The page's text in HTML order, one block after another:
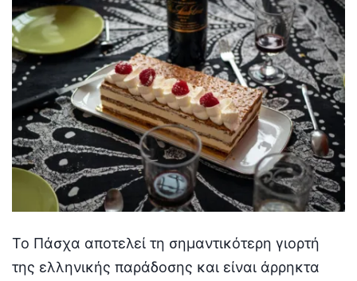
Το Πάσχα αποτελεί τη σημαντικότερη γιορτή
της ελληνικής παράδοσης και είναι άρρηκτα